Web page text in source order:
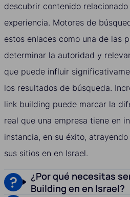
descubrir contenido
experiencia. Motores de
estos enlaces como una de las
determinar la autoridad y
que puede influir
los resultados de búsqueda.
link building puede marcar la
real que una empresa tiene en
instancia, en su éxito,
sus sitios en en Israel.
¿Por qué necesitas
Building en en Israel?